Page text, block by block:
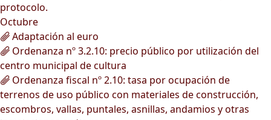
protocolo.
Octubre
Adaptación al euro
Ordenanza nº 3.2.10: precio público por utilización del
centro municipal de cultura
Ordenanza fiscal nº 2.10: tasa por ocupación de
terrenos de uso público con materiales de construcción,
escombros, vallas, puntales, asnillas, andamios y otras